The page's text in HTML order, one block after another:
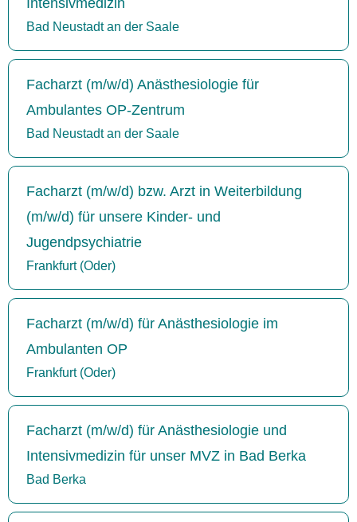
Bad Neustadt an der Saale
Facharzt (m/w/d) Anästhesiologie für
Ambulantes OP-Zentrum
Bad Neustadt an der Saale
Facharzt (m/w/d) bzw. Arzt in Weiterbildung
(m/w/d) für unsere Kinder- und
Jugendpsychiatrie
Frankfurt (Oder)
Facharzt (m/w/d) für Anästhesiologie im
Ambulanten OP
Frankfurt (Oder)
Facharzt (m/w/d) für Anästhesiologie und
Intensivmedizin für unser MVZ in Bad Berka
Bad Berka